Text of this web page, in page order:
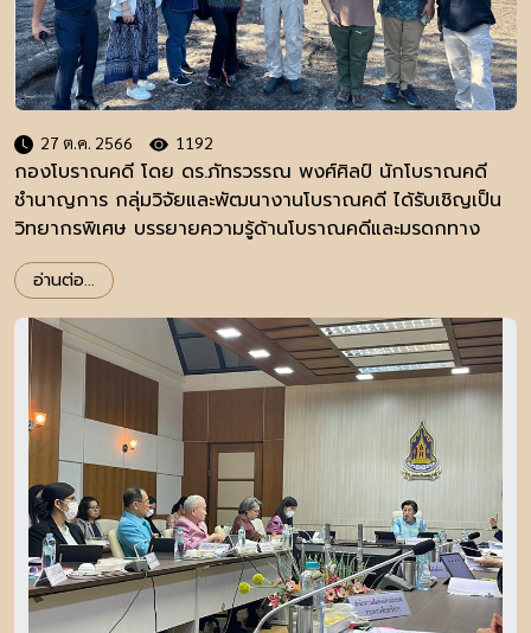
27 ต.ค. 2566 1192
กองโบราณคดี โดย ดร.ภัทรวรรณ พงศ์ศิลป์ นักโบราณคดี
ชำนาญการ กลุ่มวิจัยและพัฒนางานโบราณคดี ได้รับเชิญเป็น
วิทยากรพิเศษ บรรยายความรู้ด้านโบราณคดีและมรดกทาง
วัฒนธรรม
อ่านต่อ...